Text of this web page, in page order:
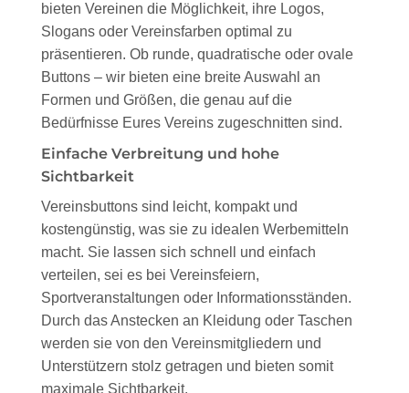
bieten Vereinen die Möglichkeit, ihre Logos,
Slogans oder Vereinsfarben optimal zu
präsentieren. Ob runde, quadratische oder ovale
Buttons – wir bieten eine breite Auswahl an
Formen und Größen, die genau auf die
Bedürfnisse Eures Vereins zugeschnitten sind.
Einfache Verbreitung und hohe
Sichtbarkeit
Vereinsbuttons sind leicht, kompakt und
kostengünstig, was sie zu idealen Werbemitteln
macht. Sie lassen sich schnell und einfach
verteilen, sei es bei Vereinsfeiern,
Sportveranstaltungen oder Informationsständen.
Durch das Anstecken an Kleidung oder Taschen
werden sie von den Vereinsmitgliedern und
Unterstützern stolz getragen und bieten somit
maximale Sichtbarkeit.